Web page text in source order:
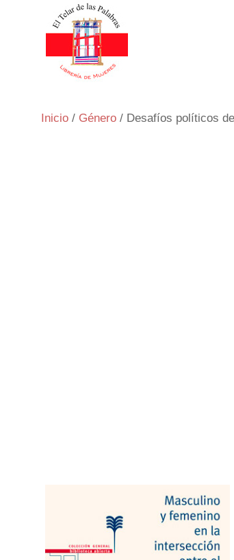
Inicio / Género / Desafíos políticos